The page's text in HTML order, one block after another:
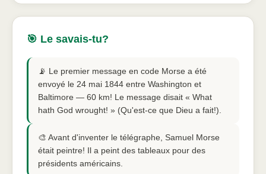
🎯 Le savais-tu?
📡 Le premier message en code Morse a été
envoyé le 24 mai 1844 entre Washington et
Baltimore — 60 km! Le message disait « What
hath God wrought! » (Qu'est-ce que Dieu a fait!).
🎨 Avant d'inventer le télégraphe, Samuel Morse
était peintre! Il a peint des tableaux pour des
présidents américains.